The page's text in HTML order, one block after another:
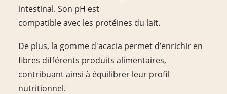
intestinal. Son pH est
compatible avec les protéines du lait.
De plus, la gomme d'acacia permet d’enrichir en
fibres différents produits alimentaires,
contribuant ainsi à équilibrer leur profil
nutritionnel.